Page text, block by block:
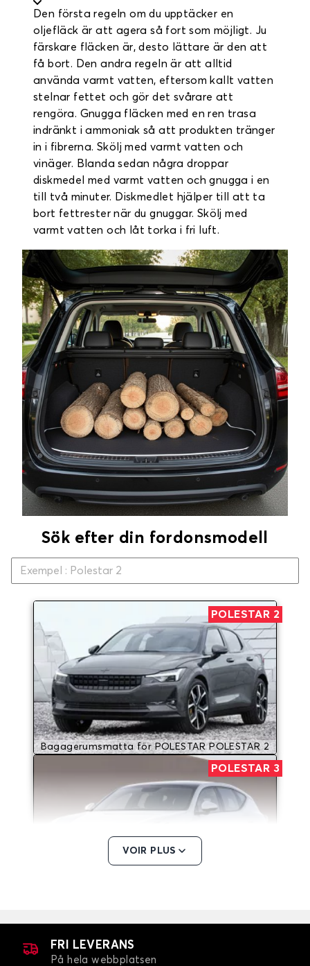
Den första regeln om du upptäcker en
oljefläck är att agera så fort som möjligt. Ju
färskare fläcken är, desto lättare är den att
få bort. Den andra regeln är att alltid
använda varmt vatten, eftersom kallt vatten
stelnar fettet och gör det svårare att
rengöra. Gnugga fläcken med en ren trasa
indränkt i ammoniak så att produkten tränger
in i fibrerna. Skölj med varmt vatten och
vinäger. Blanda sedan några droppar
diskmedel med varmt vatten och gnugga i en
till två minuter. Diskmedlet hjälper till att ta
bort fettrester när du gnuggar. Skölj med
varmt vatten och låt torka i fri luft.
Sök efter din fordonsmodell
POLESTAR 2
Bagagerumsmatta för POLESTAR POLESTAR 2
POLESTAR 3
POLESTAR 4
VOIR PLUS
FRI LEVERANS
På hela webbplatsen